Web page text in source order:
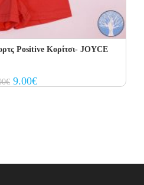
Positive Κορίτσι- JOYCE
€ Original
price
9.00€Current
price